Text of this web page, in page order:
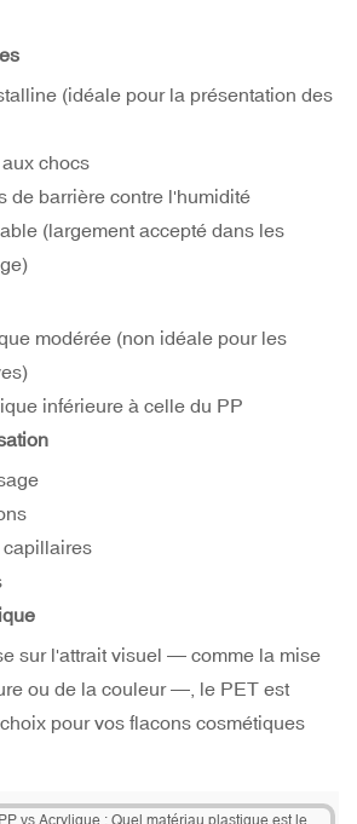
(idéale pour la présentation des
chocs
de barrière contre l'humidité
(largement accepté dans les
modérée (non idéale pour les
inférieure à celle du PP
capillaires
sur l'attrait visuel — comme la mise
ou de la couleur —, le PET est
pour vos flacons cosmétiques